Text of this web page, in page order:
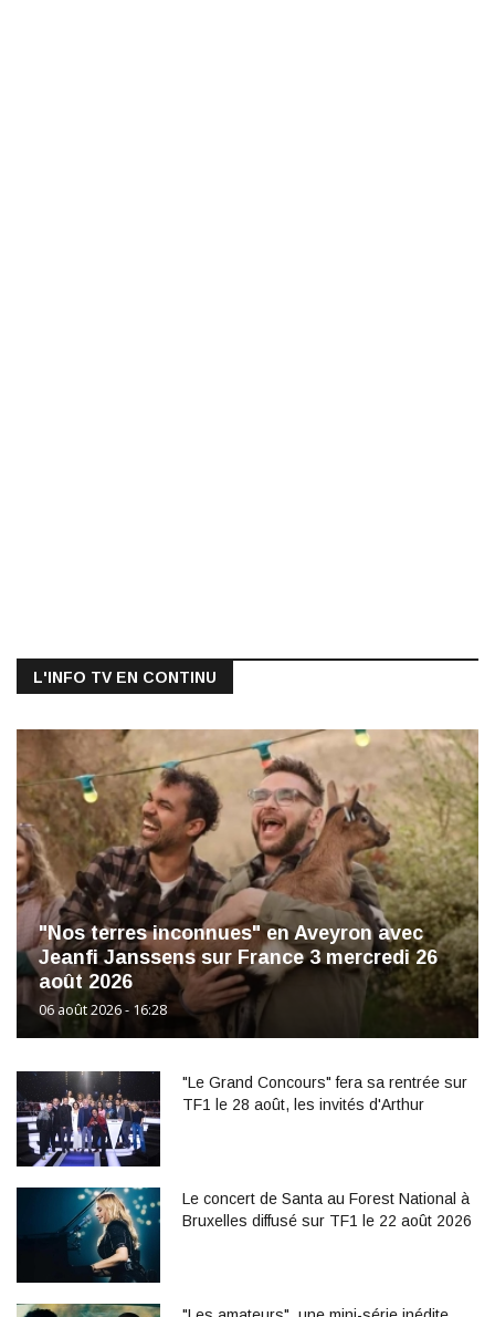
L'INFO TV EN CONTINU
"Nos terres inconnues" en Aveyron avec
Jeanfi Janssens sur France 3 mercredi 26
août 2026
06 août 2026 - 16:28
"Le Grand Concours" fera sa rentrée sur
TF1 le 28 août, les invités d'Arthur
Le concert de Santa au Forest National à
Bruxelles diffusé sur TF1 le 22 août 2026